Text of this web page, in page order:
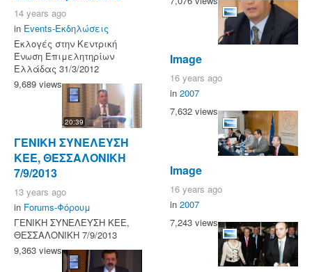
14 years ago
in Events-Εκδηλώσεις
Εκλογές στην Κεντρική
Ένωση Επιμελητηρίων
Ελλάδας 31/3/2012
9,689 views
20:39
ΓΕΝΙΚΗ ΣΥΝΕΛΕΥΣΗ
ΚΕΕ, ΘΕΣΣΑΛΟΝΙΚΗ
7/9/2013
13 years ago
in Forums-Φόρουμ
ΓΕΝΙΚΗ ΣΥΝΕΛΕΥΣΗ ΚΕΕ,
ΘΕΣΣΑΛΟΝΙΚΗ 7/9/2013
9,363 views
Image
16 years ago
in 2007
7,632 views
Image
16 years ago
in 2007
7,243 views